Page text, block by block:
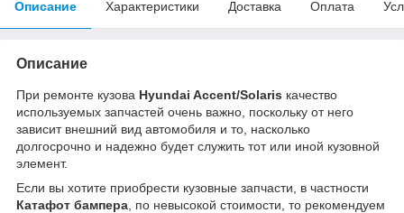
Описание Характеристики Доставка Оплата
Описание
При ремонте кузова Hyundai Accent/Solaris качество
используемых запчастей очень важно, поскольку от него
зависит внешний вид автомобиля и то, насколько
долгосрочно и надежно будет служить тот или иной кузовной
элемент.
Если вы хотите приобрести кузовные запчасти, в частности
Катафот бампера , по невысокой стоимости, то рекомендуем